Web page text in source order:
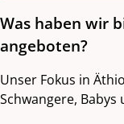
Was haben wir
angeboten?
Unser Fokus in
Schwangere,